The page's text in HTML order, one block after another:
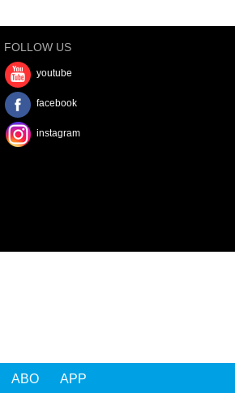
ABO APP
FOLLOW US
youtube
facebook
instagram